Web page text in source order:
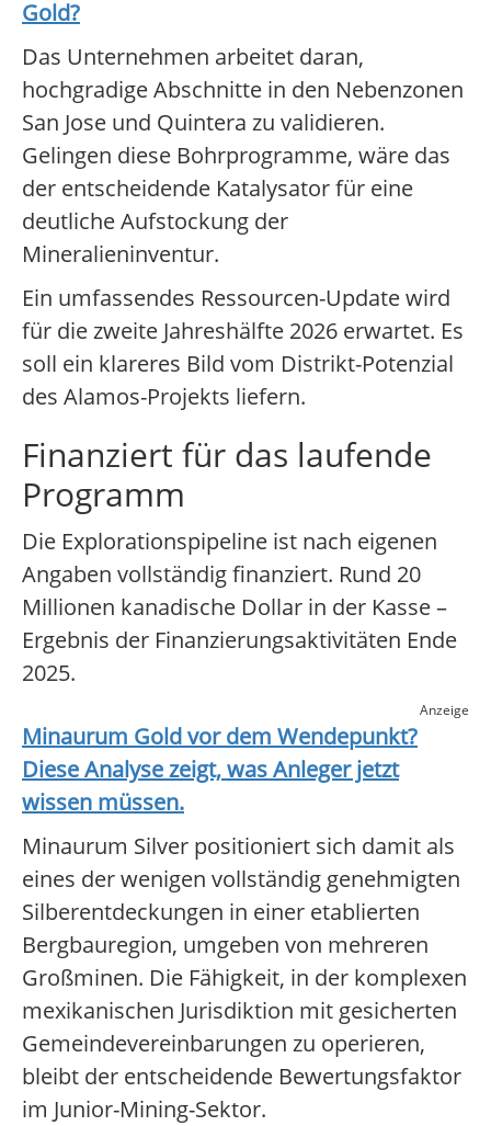
Gold?
Das Unternehmen arbeitet daran,
hochgradige Abschnitte in den Nebenzonen
San Jose und Quintera zu validieren.
Gelingen diese Bohrprogramme, wäre das
der entscheidende Katalysator für eine
deutliche Aufstockung der
Mineralieninventur.
Ein umfassendes Ressourcen-Update wird
für die zweite Jahreshälfte 2026 erwartet. Es
soll ein klareres Bild vom Distrikt-Potenzial
des Alamos-Projekts liefern.
Finanziert für das laufende
Programm
Die Explorationspipeline ist nach eigenen
Angaben vollständig finanziert. Rund 20
Millionen kanadische Dollar in der Kasse –
Ergebnis der Finanzierungsaktivitäten Ende
2025.
Anzeige
Minaurum Goldvor dem Wendepunkt?
Diese Analyse zeigt, was Anleger jetzt
wissen müssen.
Minaurum Silver positioniert sich damit als
eines der wenigen vollständig genehmigten
Silberentdeckungen in einer etablierten
Bergbauregion, umgeben von mehreren
Großminen. Die Fähigkeit, in der komplexen
mexikanischen Jurisdiktion mit gesicherten
Gemeindevereinbarungen zu operieren,
bleibt der entscheidende Bewertungsfaktor
im Junior-Mining-Sektor.